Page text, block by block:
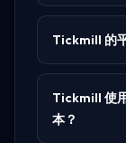
Tickmill 的
Tickmill 使
本？